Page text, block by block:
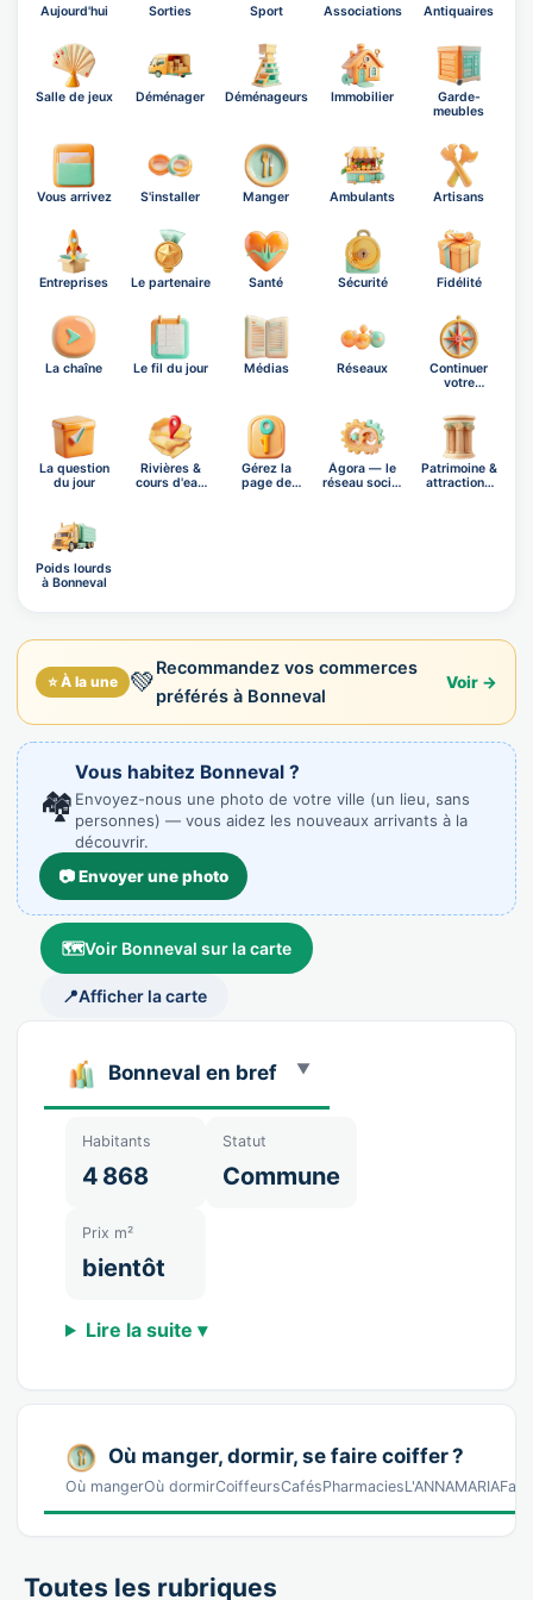
Aujourd'hui Sorties Sport Associations Antiquaires
Salle de jeux Déménager Déménageurs Immobilier
Garde-
meubles
Vous arrivez S'installer Manger Ambulants Artisans
Entreprises Le partenaire Santé Sécurité Fidélité
La chaîne Le fil du jour Médias Réseaux
Continuer
votre
La question
du jour
Rivières &
cours d'eau
Gérez la
page de
Ágora — le
réseau social
Patrimoine &
attractions
Poids lourds
à Bonneval
⭐ À la une 💚Recommandez vos commerces
préférés à Bonneval
Voir →
🏘️
Vous habitez Bonneval ?
Envoyez-nous une photo de votre ville (un lieu, sans
personnes) — vous aidez les nouveaux arrivants à la
découvrir.
📷 Envoyer une photo
🗺️Voir Bonneval sur la carte
📍Afficher la carte
Bonneval en bref
Habitants
4 868
Statut
Commune
Prix m²
bientôt
Lire la suite ▾
Où manger, dormir, se faire coiffer ?
Où mangerOù
Toutes les rubriques